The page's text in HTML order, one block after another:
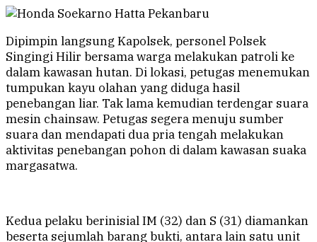
Dipimpin langsung Kapolsek, personel Polsek
Singingi Hilir bersama warga melakukan patroli ke
dalam kawasan hutan. Di lokasi, petugas menemukan
tumpukan kayu olahan yang diduga hasil
penebangan liar. Tak lama kemudian terdengar suara
mesin chainsaw. Petugas segera menuju sumber
suara dan mendapati dua pria tengah melakukan
aktivitas penebangan pohon di dalam kawasan suaka
margasatwa.
Kedua pelaku berinisial IM (32) dan S (31) diamankan
beserta sejumlah barang bukti, antara lain satu unit